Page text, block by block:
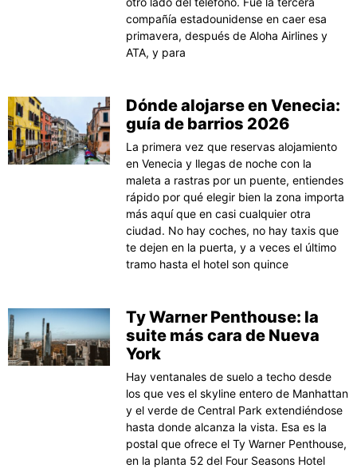
compañía estadounidense en caer esa
primavera, después de Aloha Airlines y
ATA, y para
Dónde alojarse en Venecia:
guía de barrios 2026
La primera vez que reservas alojamiento
en Venecia y llegas de noche con la
maleta a rastras por un puente, entiendes
rápido por qué elegir bien la zona importa
más aquí que en casi cualquier otra
ciudad. No hay coches, no hay taxis que
te dejen en la puerta, y a veces el último
tramo hasta el hotel son quince
Ty Warner Penthouse: la
suite más cara de Nueva
York
Hay ventanales de suelo a techo desde
los que ves el skyline entero de Manhattan
y el verde de Central Park extendiéndose
hasta donde alcanza la vista. Esa es la
postal que ofrece el Ty Warner Penthouse,
en la planta 52 del Four Seasons Hotel